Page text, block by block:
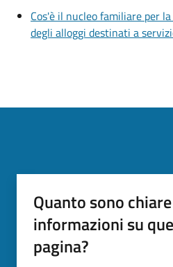
Cos'è il nucleo familiare per
degli alloggi destinati a
Quanto sono
informazioni su
pagina?